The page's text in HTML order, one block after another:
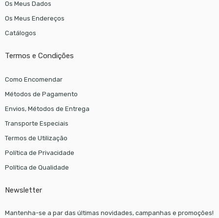
Os Meus Dados
Os Meus Endereços
Catálogos
Termos e Condições
Como Encomendar
Métodos de Pagamento
Envios, Métodos de Entrega
Transporte Especiais
Termos de Utilização
Política de Privacidade
Política de Qualidade
Newsletter
Mantenha-se a par das últimas novidades, campanhas e promoções!